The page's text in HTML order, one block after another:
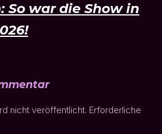
So war die Show in
nicht veröffentlicht. Erforderliche